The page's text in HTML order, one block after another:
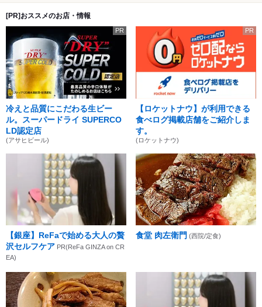
[PR]おススメのお店・情報
PR
冷えと品質にこだわる生ビー
ル。スーパードライ SUPERCO
LD認定店
(アサヒビール)
PR
【ロケットナウ】が利用できる
食べログ掲載店舗をご紹介しま
す。
(ロケットナウ)
【銀座】ReFaで始める大人の贅
沢セルフケア PR(ReFa GINZA on CR
EA)
食堂 肉左衛門 (西院/定食)